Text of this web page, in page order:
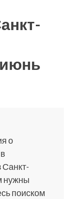
о
Санкт-
нужны
поиском